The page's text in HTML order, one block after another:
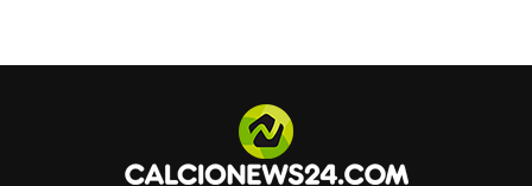
Spagna va a caccia di nuovi eroi.